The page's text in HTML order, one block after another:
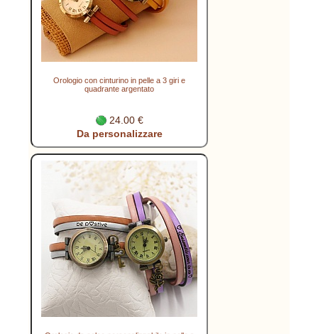
Orologio con cinturino in pelle a 3 giri e
quadrante argentato
24.00 €
Da personalizzare